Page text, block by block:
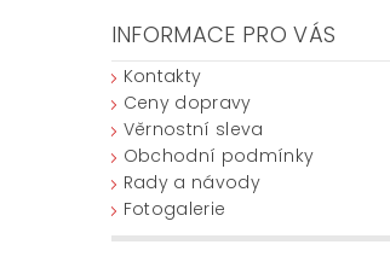
INFORMACE PRO VÁS
Kontakty
Ceny dopravy
Věrnostní sleva
Obchodní podmínky
Rady a návody
Fotogalerie